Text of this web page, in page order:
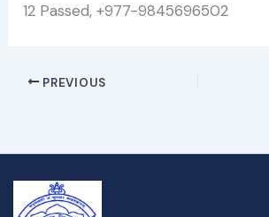
12 Passed, +977-9845696502
PREVIOUS